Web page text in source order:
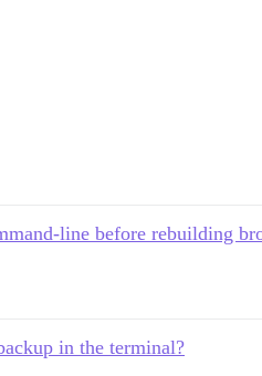
line before rebuilding
in the terminal?